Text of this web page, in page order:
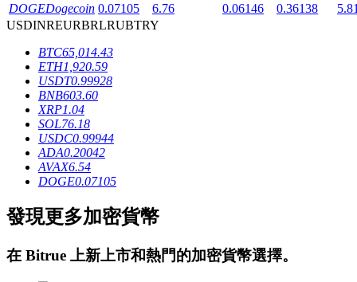
鎖倉BTR
輕鬆獲得多重福利
DOGEDogecoin 0.07105 6.76 0.06146 0.36138
USDINREURBRLRUBTRY
BTC65,014.43
ETH1,920.59
USDT0.99928
BNB603.60
XRP1.04
SOL76.18
USDC0.99944
ADA0.20042
AVAX6.54
DOGE0.07105
發現更多加密貨幣
在 Bitrue 上新上市和熱門的加密貨幣選擇。